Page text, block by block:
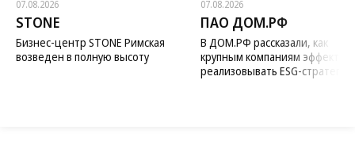
07.08.2026
STONE
Бизнес-центр STONE Римская
возведен в полную высоту
07.08.2026
ПАО ДОМ.РФ
В ДОМ.РФ рассказали, как
крупным компаниям
реализовывать ESG-стратегию